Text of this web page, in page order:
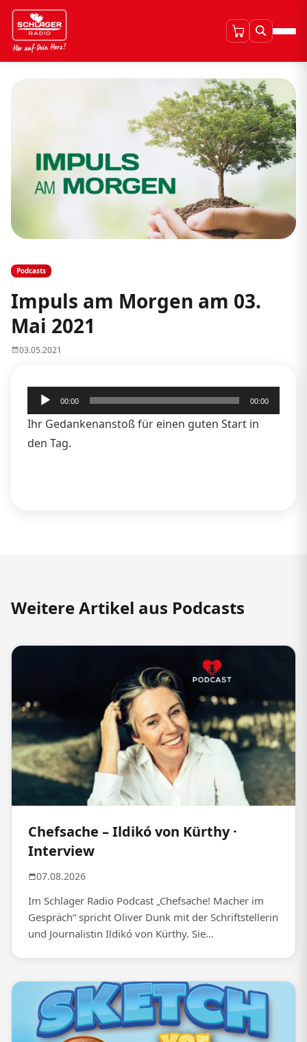
Podcasts
Impuls am Morgen am 03.
Mai 2021
03.05.2021
Audio-
Player
00:00 00:00
Ihr Gedankenanstoß für einen guten Start in
den Tag.
Weitere Artikel aus Podcasts
Chefsache – Ildikó von Kürthy ·
Interview
07.08.2026
Im Schlager Radio Podcast „Chefsache! Macher im
Gespräch“ spricht Oliver Dunk mit der Schriftstellerin
und Journalistin Ildikó von Kürthy. Sie...